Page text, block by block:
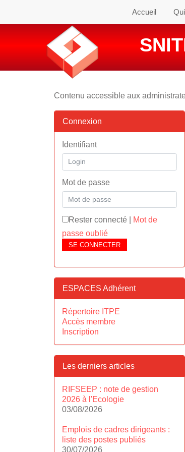
Accueil
Contenu accessible aux
Connexion
Identifiant
Mot de passe
Rester connecté
Mot de
passe oublié
SE CONNECTER
ESPACES Adhérent
Répertoire ITPE
Accès membre
Inscription
Les derniers articles
RIFSEEP : note de gestion
2026 à l'Ecologie
03/08/2026
Emplois de cadres dirigeants :
liste des postes publiés
30/07/2026